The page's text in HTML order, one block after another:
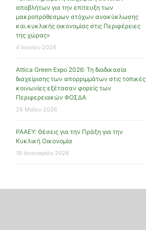
αποβλήτων για την επίτευξη των
μακροπρόθεσμων στόχων ανακύκλωσης
και κυκλικής οικονομίας στις Περιφέρειες
της χώρας»
4 Ιουνίου 2026
Attica Green Expo 2026: Τη διαδικασία
διαχείρισης των απορριμμάτων στις τοπικές
κοινωνίες εξέτασαν φορείς των
Περιφερειακών ΦΟΣΔΑ
28 Μαΐου 2026
ΡΑΑΕΥ: Θέσεις για την Πράξη για την
Κυκλική Οικονομία
19 Ιανουαρίου 2026